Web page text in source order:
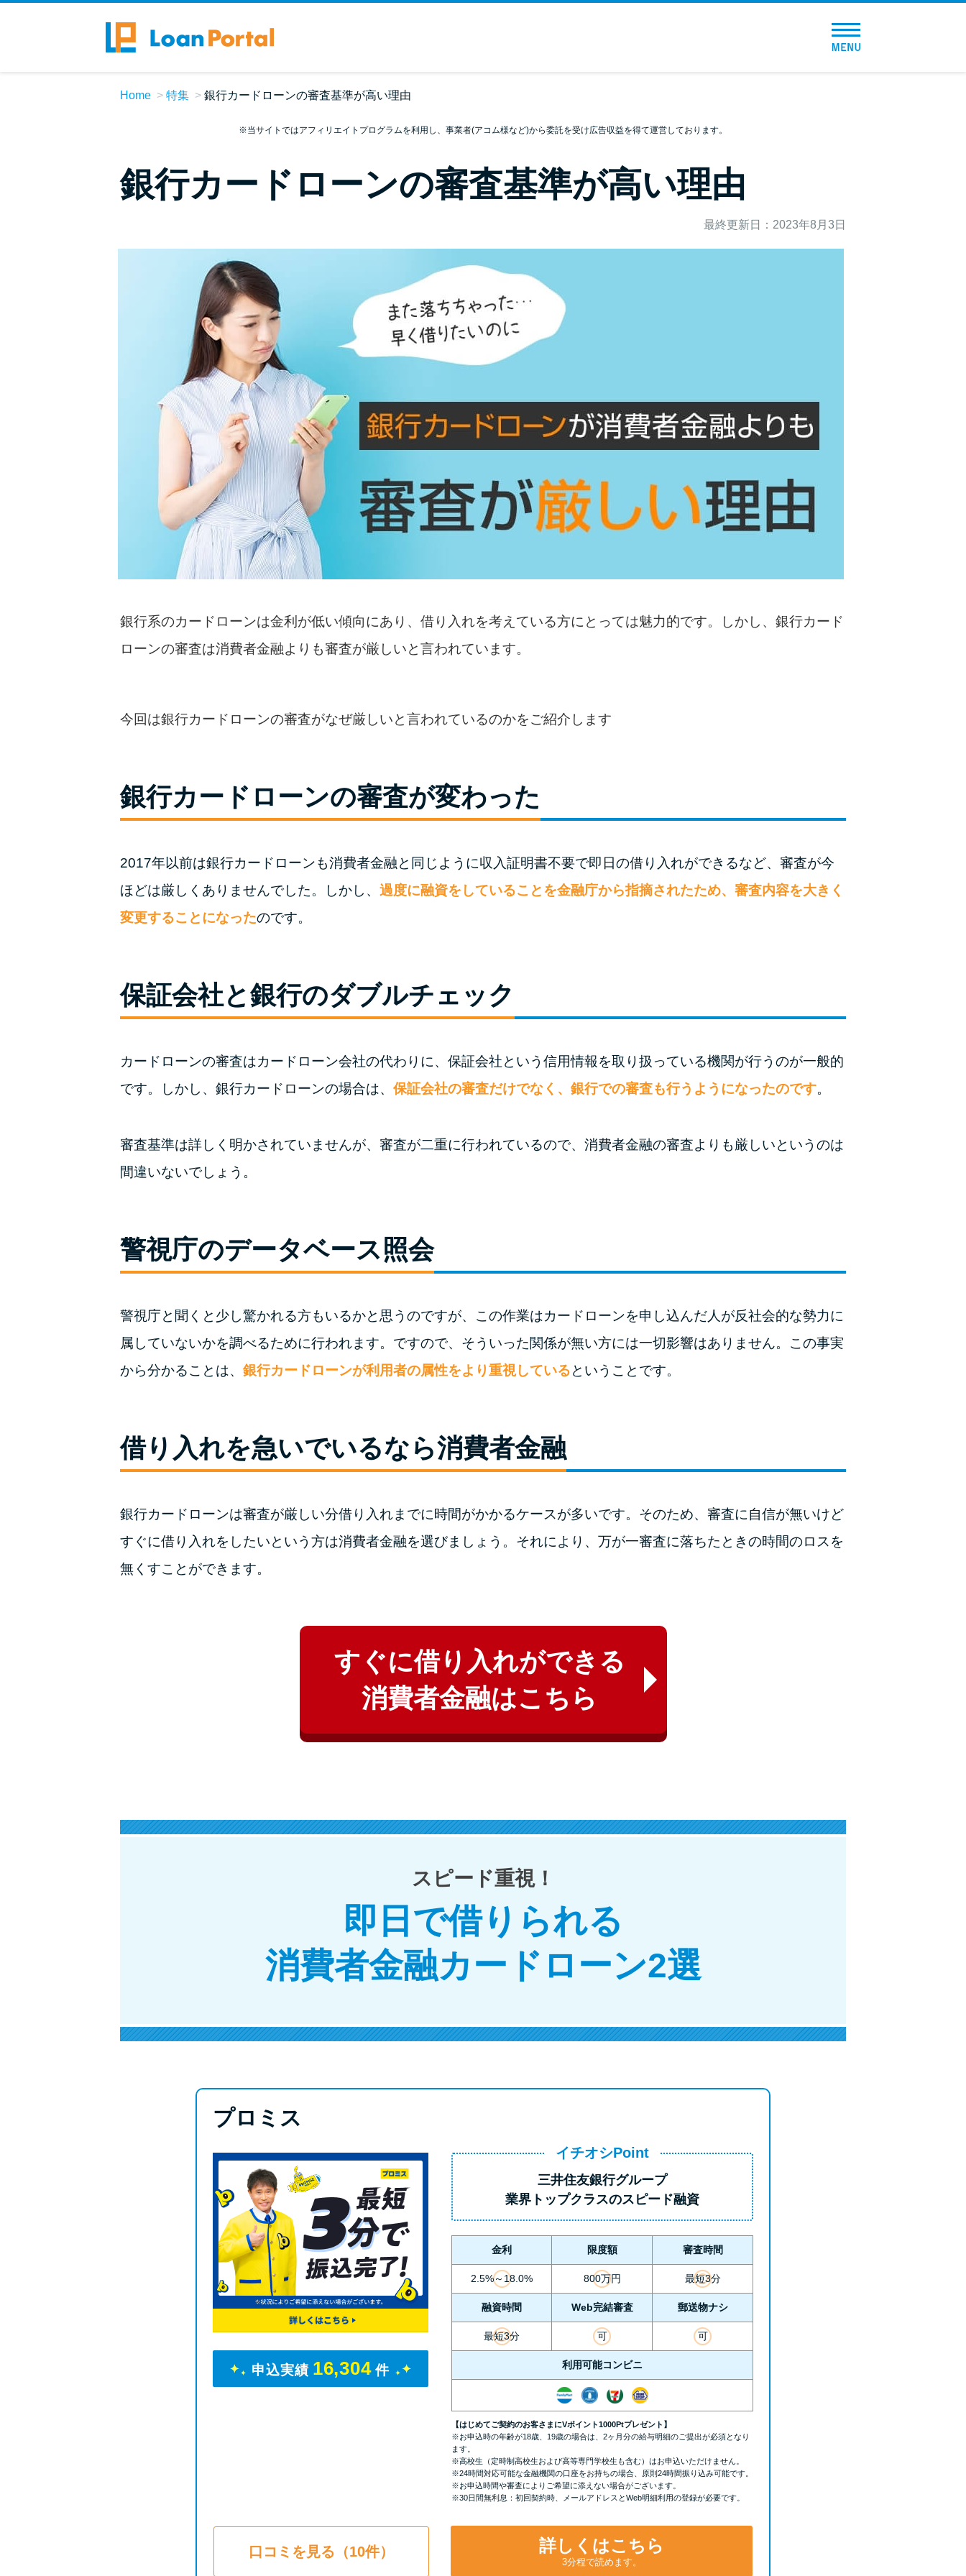
総合人気ランキング
とにかくすぐ借りたい方向け
バレずに借りたい方向け
リボ払いをそのまま払いきると損！
カードローンの見直しで40万円得した話
最速！最短40分で借りられるカードローン
特集ページ一覧
無利息期間を利用して利息0円でお金を借りる3
相談より賢い方法2選
街金とは？絶対審査通る？借金に悩む人へ街金
学生がお金を借りる方法は？親へのバレにくさ
ソフト闇金とは？悪質な手口には要注意！
理由と借りた場合の対処法
アコムとレイクどっちがいいの？ カードロー
イックの口コミを分析
ン別の問い合わせ方法
Home 特集 銀行カードローンの審査基準が高い理由
※当サイトではアフィリエイトプログラムを利用し、事業者(アコム様など)から委託を受け広告収益を得て運営しております。
銀行カードローンの審査基準が高い理由
最終更新日：2023年8月3日
銀行系のカードローンは金利が低い傾向にあり、借り入れを考えている方にとっては魅力的です。しかし、銀行カード
ローンの審査は消費者金融よりも審査が厳しいと言われています。
今回は銀行カードローンの審査がなぜ厳しいと言われているのかをご紹介します
銀行カードローンの審査が変わった
2017年以前は銀行カードローンも消費者金融と同じように収入証明書不要で即日の借り入れができるなど、審査が今
ほどは厳しくありませんでした。しかし、 過度に融資をしていることを金融庁から指摘されたため、審査内容を大きく
変更することになったのです。
保証会社と銀行のダブルチェック
カードローンの審査はカードローン会社の代わりに、保証会社という信用情報を取り扱っている機関が行うのが一般的
です。しかし、銀行カードローンの場合は、 保証会社の審査だけでなく、銀行での審査も行うようになったのです。
審査基準は詳しく明かされていませんが、審査が二重に行われているので、消費者金融の審査よりも厳しいというのは
間違いないでしょう。
警視庁のデータベース照会
警視庁と聞くと少し驚かれる方もいるかと思うのですが、この作業はカードローンを申し込んだ人が反社会的な勢力に
属していないかを調べるために行われます。ですので、そういった関係が無い方には一切影響はありません。この事実
から分かることは、 銀行カードローンが利用者の属性をより重視しているということです。
借り入れを急いでいるなら消費者金融
銀行カードローンは審査が厳しい分借り入れまでに時間がかかるケースが多いです。そのため、審査に自信が無いけど
すぐに借り入れをしたいという方は消費者金融を選びましょう。それにより、万が一審査に落ちたときの時間のロスを
無くすことができます。
すぐに借り入れができる
消費者金融はこちら
スピード重視！
即日で借りられる
消費者金融カードローン2選
プロミス
申込実績 16,304 件
イチオシPoint
三井住友銀行グループ
業界トップクラスのスピード融資
金利 限度額 審査時間
2.5%～18.0% 800万円 最短3分
融資時間 Web完結審査 郵送物ナシ
最短3分 可 可
利用可能コンビニ
【はじめてご契約のお客さまにVポイント1000Ptプレゼント】
※お申込時の年齢が18歳、19歳の場合は、2ヶ月分の給与明細のご提出が必須となり
ます。
※高校生（定時制高校生および高等専門学校生も含む）はお申込いただけません。
※24時間対応可能な金融機関の口座をお持ちの場合、原則24時間振り込み可能です。
※お申込時間や審査によりご希望に添えない場合がございます。
※30日間無利息：初回契約時、メールアドレスとWeb明細利用の登録が必要です。
口コミを見る（10件） 詳しくはこちら
3分程で読めます。